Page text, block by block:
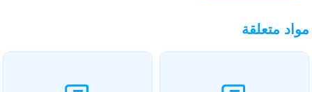
مواد متعلقة